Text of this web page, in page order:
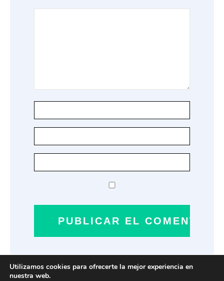
Utilizamos cookies para ofrecerte la mejor experiencia en
nuestra web.